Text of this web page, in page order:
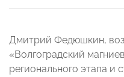
Дмитрий Федюшкин,
«Волгоградский
регионального этапа и